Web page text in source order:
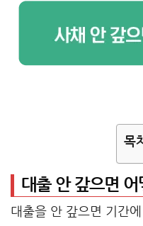
목
대출 안 갚으면 어
대출을 안 갚으면 기간